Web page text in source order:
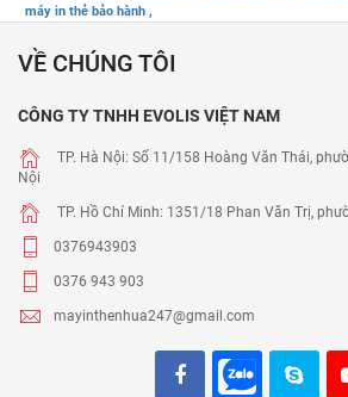
máy in thẻ bảo hành ,
VỀ CHÚNG TÔI
CÔNG TY TNHH EVOLIS VIỆT NAM
TP. Hà Nội: Số 11/158 Hoàng Văn Thái,
Nội
TP. Hồ Chí Minh: 1351/18 Phan Văn Trị,
0376943903
0376 943 903
mayinthenhua247@gmail.com